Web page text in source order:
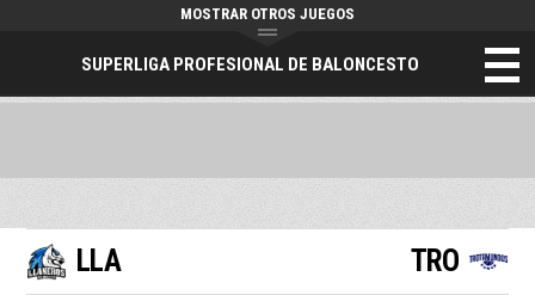
SUPERLIGA PROFESIONAL DE BALONCESTO
MOSTRAR OTROS JUEGOS
LLA TRO